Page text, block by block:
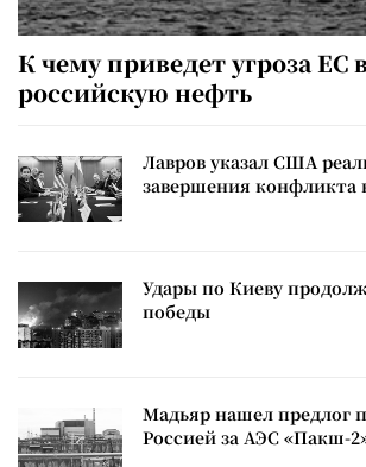
К чему приведет угроза ЕС
российскую нефть
Лавров указал США
завершения конфликта
Удары по Киеву
победы
Мадьяр нашел предлог
Россией за АЭС «Пакш-